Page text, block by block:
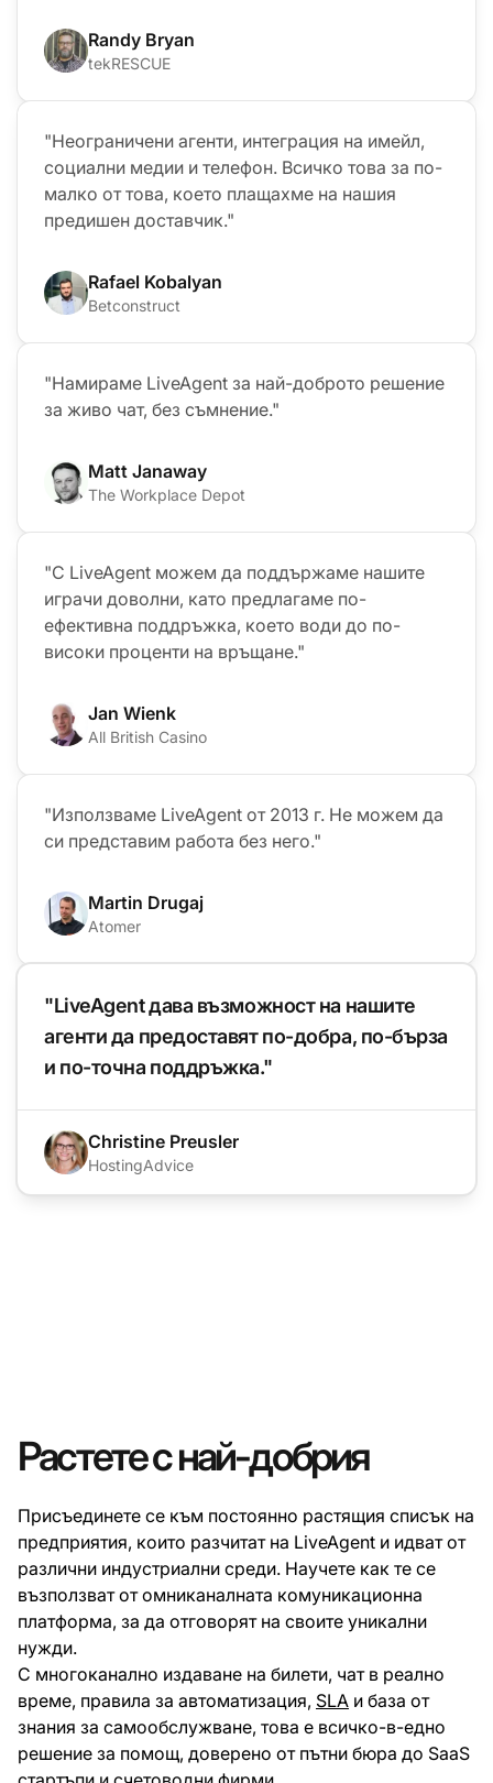
Randy Bryan
tekRESCUE
"Неограничени агенти, интеграция на имейл,
социални медии и телефон. Всичко това за по-
малко от това, което плащахме на нашия
предишен доставчик."
Rafael Kobalyan
Betconstruct
"Намираме LiveAgent за най-доброто решение
за живо чат, без съмнение."
Matt Janaway
The Workplace Depot
"С LiveAgent можем да поддържаме нашите
играчи доволни, като предлагаме по-
ефективна поддръжка, което води до по-
високи проценти на връщане."
Jan Wienk
All British Casino
"Използваме LiveAgent от 2013 г. Не можем да
си представим работа без него."
Martin Drugaj
Atomer
"LiveAgent дава възможност на нашите
агенти да предоставят по-добра, по-бърза
и по-точна поддръжка."
Christine Preusler
HostingAdvice
Растете с най-добрия
Присъединете се към постоянно растящия списък на
предприятия, които разчитат на LiveAgent и идват от
различни индустриални среди. Научете как те се
възползват от омниканалната комуникационна
платформа, за да отговорят на своите уникални
нужди.
С многоканално издаване на билети, чат в реално
време, правила за автоматизация, SLA и база от
знания за самообслужване, това е всичко-в-едно
решение за помощ, доверено от пътни бюра до SaaS